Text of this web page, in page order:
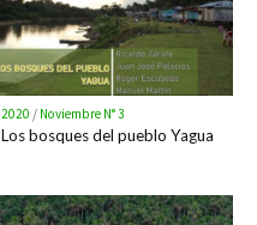
2020 / Noviembre N° 3
Los bosques del pueblo Yagua